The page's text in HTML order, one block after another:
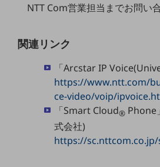
データ通信製品
ドコモケータイ
通信モジュール製品
IOT完了済みメーカーブランド製品
NTT Com営業担当までお問い
関連リンク
「Arcstar IP
https://www.ntt.com/
ce-video/voip/
「Smart Cloud® Phone
式会社)
https://